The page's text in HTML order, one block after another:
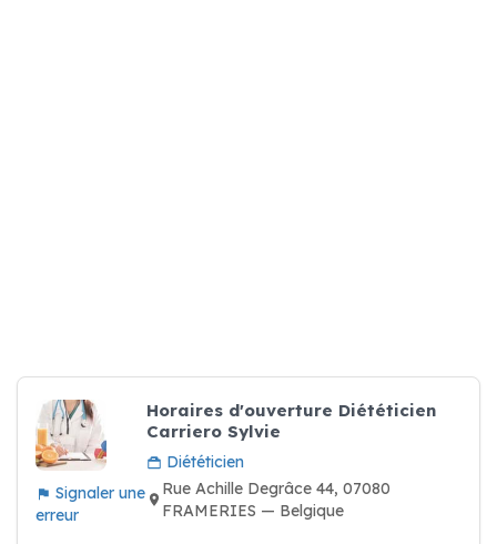
Signaler une
erreur
Horaires d'ouverture Diététicien
Carriero Sylvie
Diététicien
Rue Achille Degrâce 44, 07080
FRAMERIES — Belgique